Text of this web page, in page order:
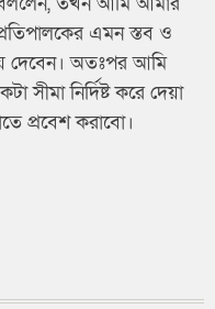
এমন স্তব ও
দেবেন। অতঃপর আমি
নির্দিষ্ট করে দেয়া
প্রবেশ করাবো।